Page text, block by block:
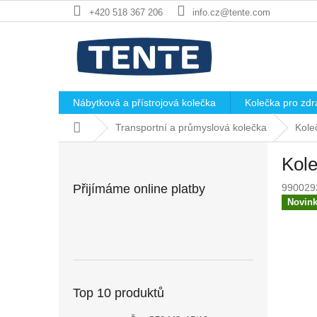
na
+420 518 367 206 info.cz@tente.com
Nábytková a přístrojová kolečka Kolečka pro
Domů Transportní a průmyslová kolečka
Přijímáme online platby
Top 10 produktů